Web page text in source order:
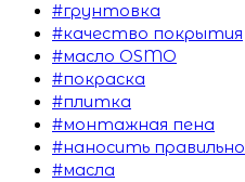
#грунтовка
#качество покрытия
#масло OSMO
#покраска
#плитка
#монтажная пена
#наносить правильно
#масла